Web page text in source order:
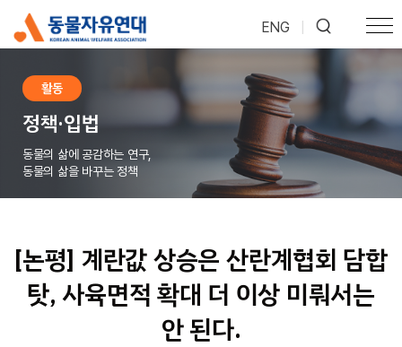
ENG
활동
정책·입법
동물의 삶에 공감하는 연구,
동물의 삶을 바꾸는 정책
[논평] 계란값 상승은 산란계협회 담합
탓, 사육면적 확대 더 이상 미뤄서는
안 된다.